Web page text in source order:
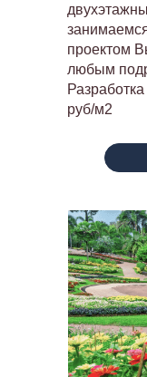
проектом
любым
руб/м2
О стройке
Проекты
vasin@good-vill.ru
8-978-565-28-44
Контактные